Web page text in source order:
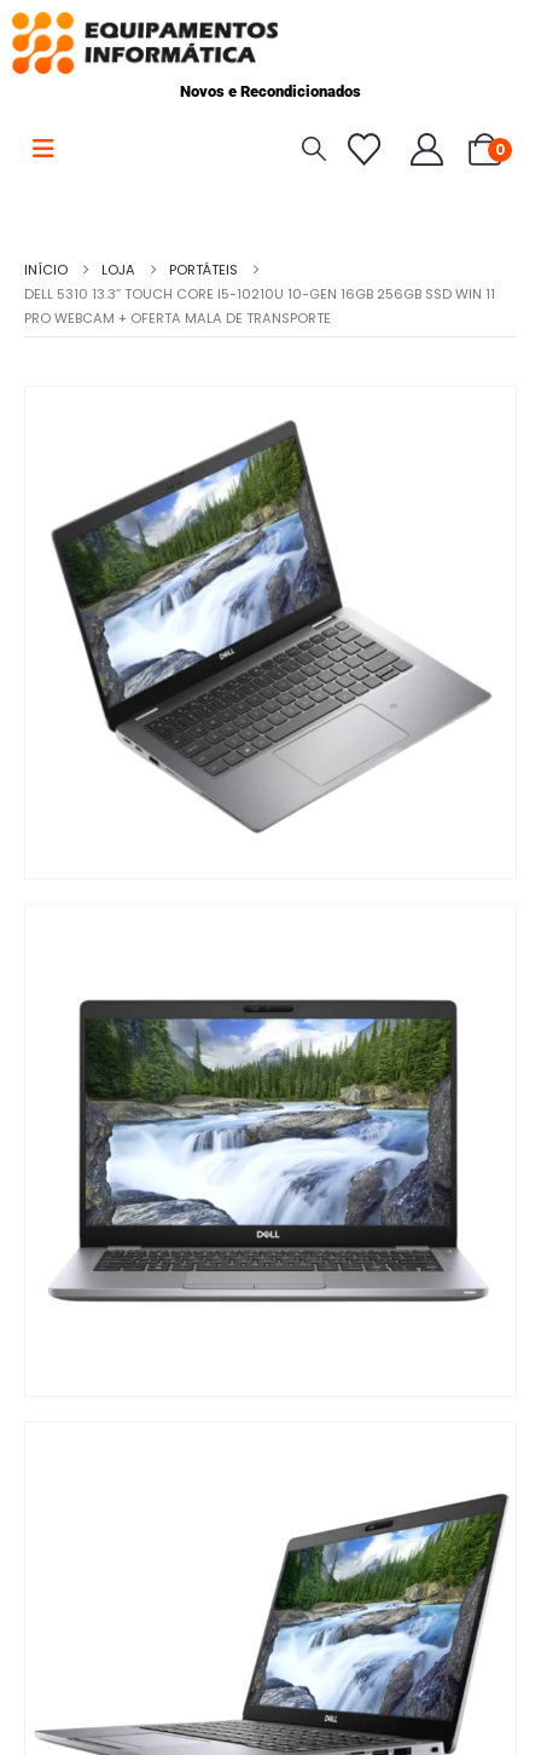
Novos e Recondicionados
0
INÍCIO LOJA
PORTÁTEIS
DELL 5310 13.3” TOUCH CORE I5-10210U 10-GEN 16GB 256GB SSD WIN 11
PRO WEBCAM + OFERTA MALA DE TRANSPORTE